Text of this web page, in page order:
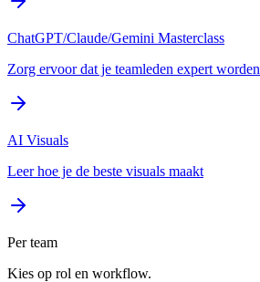
ChatGPT/Claude/Gemini Masterclass
Zorg ervoor dat je teamleden expert worden
AI Visuals
Leer hoe je de beste visuals maakt
Per team
Kies op rol en workflow.